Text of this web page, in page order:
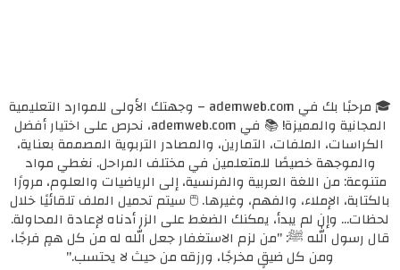
🎓 مرحبًا بك في ademweb.com – وجهتك الأولى للموارد التعليمية
المجانية والمميزة! 📚 في ademweb.com، نحرص على اختيار أفضل
الكراسات، الملفات، التمارين، والمصادر التربوية المصممة بعناية،
والموجهة خصيصًا للمتعلمين في مختلف المراحل. نغطي مواد
متنوعة: من اللغة العربية والفرنسية، إلى الرياضيات والعلوم، مرورًا
بالكتابة، الإملاء، والفهم، وغيرها. 🖱️ سيتم تحميل الملف تلقائيًا خلال
لحظات... وإن لم يبدأ، يمكنك الضغط على الزر أدناه لإعادة المحاولة.
قال رسول الله ﷺ: "من لزم الاستغفار جعل الله له من كل همٍ فرجًا،
ومن كل ضيقٍ مخرجًا، ورزقه من حيث لا يحتسب."